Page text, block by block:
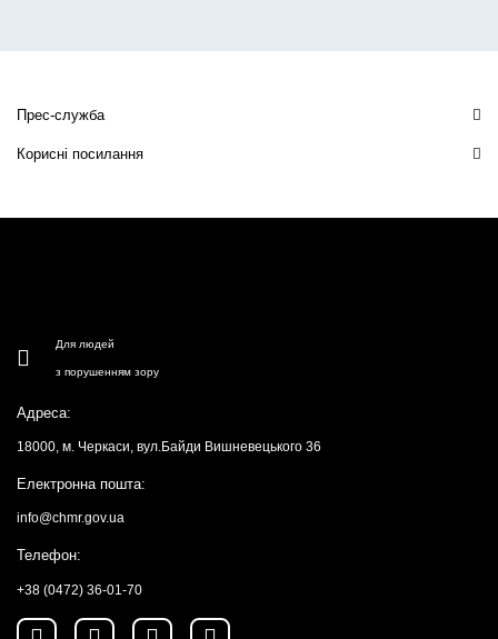
Прес-служба
Корисні посилання
Для людей
з порушенням зору
Адреса:
18000, м. Черкаси, вул.Байди Вишневецького 36
Електронна пошта:
info@chmr.gov.ua
Телефон:
+38 (0472) 36-01-70